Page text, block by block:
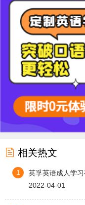
 相关热文
1
英孚英语成人学
2022-04-01